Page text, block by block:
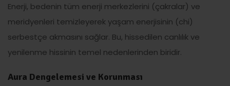
Enerji, bedenin tüm enerji merkezlerini (çakralar) ve
meridyenleri temizleyerek yaşam enerjisinin (chi)
serbestçe akmasını sağlar. Bu, hissedilen canlılık ve
yenilenme hissinin temel nedenlerinden biridir.
Aura Dengelemesi ve Korunması